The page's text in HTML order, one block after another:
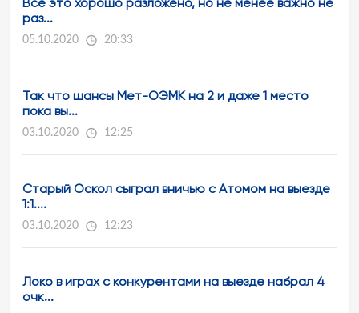
раз...
05.10.2020 20:33
Так что шансы Мет-ОЭМК на 2 и даже 1 место
пока вы...
03.10.2020 12:25
Старый Оскол сыграл вничью с Атомом на выезде
1:1....
03.10.2020 12:23
Локо в играх с конкурентами на выезде набрал 4
очк...